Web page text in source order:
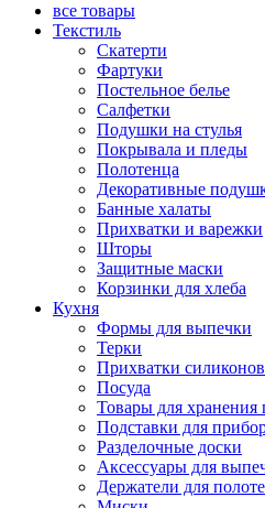
все товары
Текстиль
Скатерти
Фартуки
Постельное белье
Салфетки
Подушки на стулья
Покрывала и пледы
Полотенца
Декоративные
Банные халаты
Прихватки и варежки
Шторы
Защитные маски
Корзинки для хлеба
Кухня
Формы для выпечки
Терки
Прихватки
Посуда
Товары для хранения
Подставки для
Разделочные доски
Аксессуары для
Держатели для